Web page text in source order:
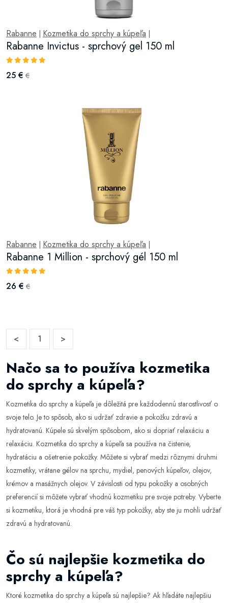
Rabanne Kozmetika do sprchy a kúpeľa
Rabanne Invictus - sprchový gel 150 ml
25 € €
Rabanne Kozmetika do sprchy a kúpeľa
Rabanne 1 Million - sprchový gél 150 ml
26 € €
< 1 >
Načo sa to používa kozmetika
do sprchy a kúpeľa?
Kozmetika do sprchy a kúpeľa je dôležitá pre každodennú starostlivosť o
svoje telo. Je to spôsob, ako si udržať zdravie a pokožku zdravú a
hydratovanú. Kúpele sú skvelým spôsobom, ako si dopriať relaxáciu a
relaxáciu. Kozmetika do sprchy a kúpeľa sa používa na čistenie,
hydratáciu a ošetrenie pokožky. Môžete si vybrať medzi rôznymi druhmi
kozmetiky, vrátane gélov na sprchu, mydiel, penových kúpeľov, olejov,
krémov a masážnych olejov. V závislosti od typu pokožky a osobných
preferencií si môžete vybrať vhodnú kozmetiku pre svoje potreby. Vyberte
si kozmetiku, ktorá je vhodná pre váš typ pokožky, aby ste ju mohli udržať
zdravú a hydratovanú.
Čo sú najlepšie kozmetika do
sprchy a kúpeľa?
Ktoré kozmetika do sprchy a kúpeľa sú najlepšie? Ak hľadáte najlepšiu